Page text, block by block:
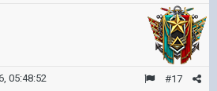
#17
05:48:52